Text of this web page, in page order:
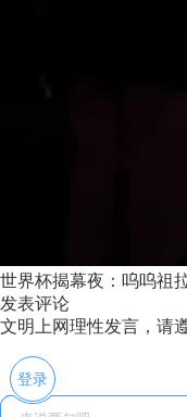
世界杯揭幕夜：呜呜祖
发表评论
文明上网理性发言，请
登录